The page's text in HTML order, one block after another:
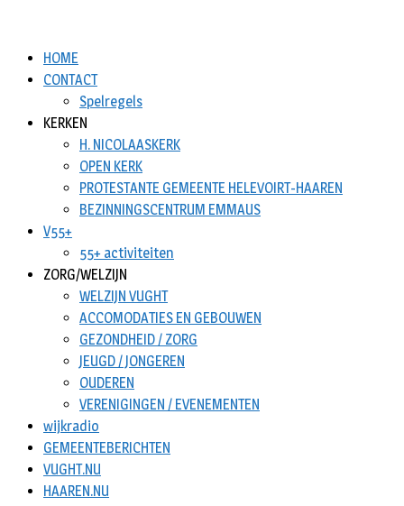
HOME
CONTACT
Spelregels
KERKEN
H. NICOLAASKERK
OPEN KERK
PROTESTANTE GEMEENTE HELEVOIRT-HAAREN
BEZINNINGSCENTRUM EMMAUS
V55+
55+ activiteiten
ZORG/WELZIJN
WELZIJN VUGHT
ACCOMODATIES EN GEBOUWEN
GEZONDHEID / ZORG
JEUGD / JONGEREN
OUDEREN
VERENIGINGEN / EVENEMENTEN
wijkradio
GEMEENTEBERICHTEN
VUGHT.NU
HAAREN.NU